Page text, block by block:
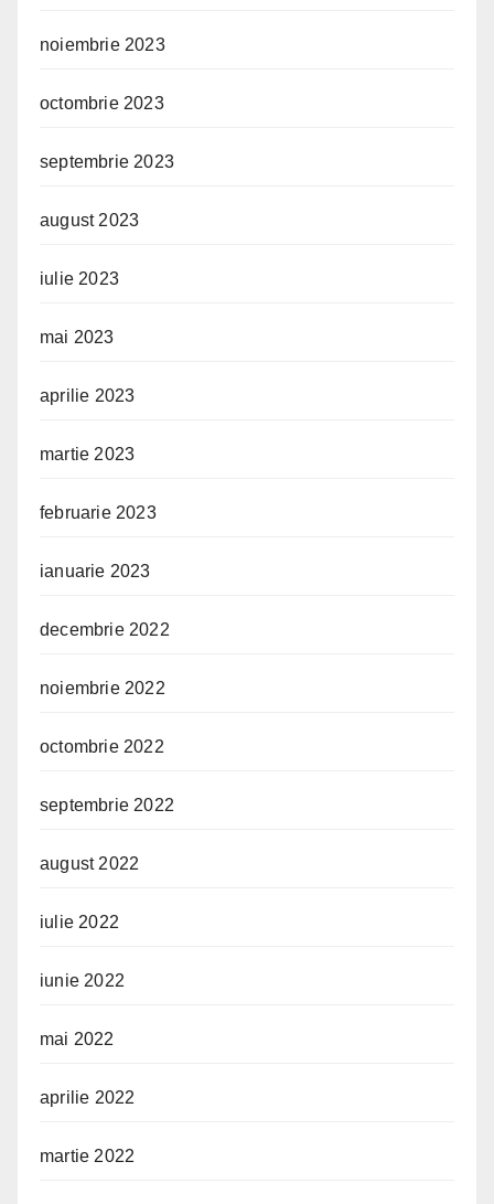
noiembrie 2023
octombrie 2023
septembrie 2023
august 2023
iulie 2023
mai 2023
aprilie 2023
martie 2023
februarie 2023
ianuarie 2023
decembrie 2022
noiembrie 2022
octombrie 2022
septembrie 2022
august 2022
iulie 2022
iunie 2022
mai 2022
aprilie 2022
martie 2022